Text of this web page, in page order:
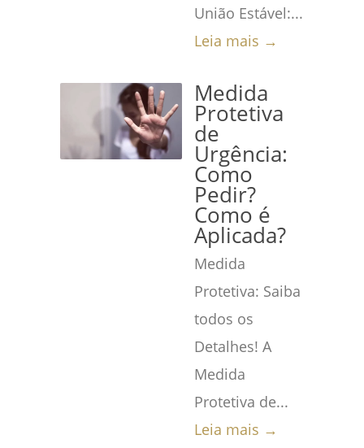
União Estável:...
Leia mais →
Medida
Protetiva
de
Urgência:
Como
Pedir?
Como é
Aplicada?
Medida
Protetiva: Saiba
todos os
Detalhes! A
Medida
Protetiva de...
Leia mais →